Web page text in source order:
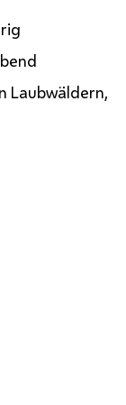
Laubwäldern,